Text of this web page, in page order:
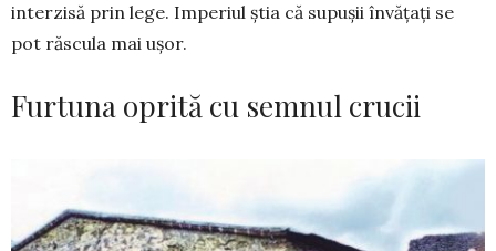
interzisă prin lege. Imperiul știa că supușii învățați se
pot răscula mai ușor.
Furtuna oprită cu semnul crucii